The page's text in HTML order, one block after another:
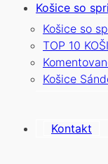
Košice so
Košice so
TOP 10
Košice
Kontakt